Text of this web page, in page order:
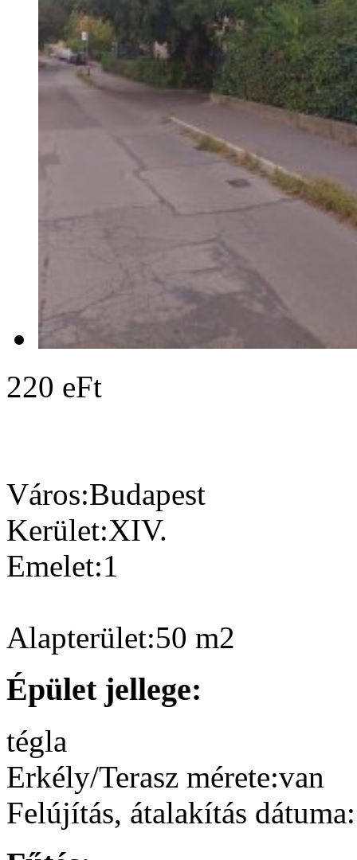
220 eFt
Város:Budapest
Kerület:XIV.
Emelet:1
Alapterület:50 m2
Épület jellege:
tégla
Erkély/Terasz mérete:van
Felújítás, átalakítás dátuma: